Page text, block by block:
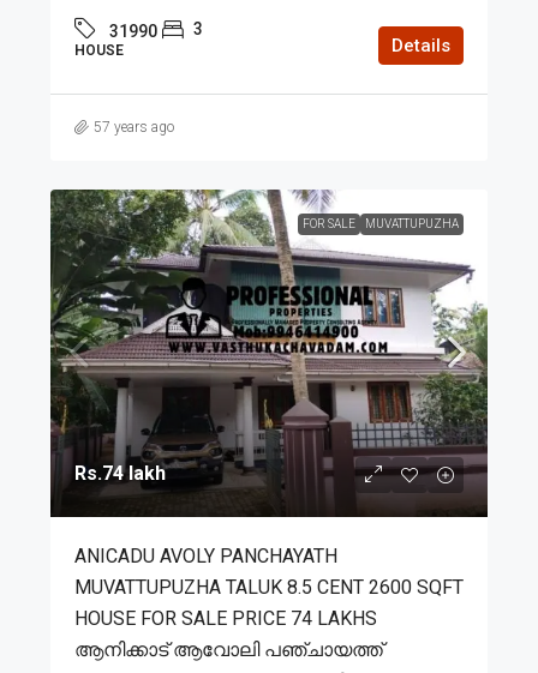
31990 3
HOUSE Details
57 years ago
FOR SALE MUVATTUPUZHA
Rs.74 lakh
ANICADU AVOLY PANCHAYATH
MUVATTUPUZHA TALUK 8.5 CENT 2600 SQFT
HOUSE FOR SALE PRICE 74 LAKHS
ആനിക്കാട് ആവോലി പഞ്ചായത്ത്